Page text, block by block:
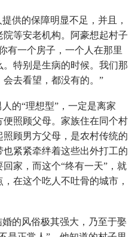
供的保障明显不足，并且，
等安老机构。阿豪想起村子
有一个房子，一个人在那里
特别是生病的时候。我们那
去看望，都没有的。”
的“理想型”，一定是离家
照顾父母。家族住在同个村
顾男方父母，是农村传统的
紧紧牵绊着这些出外打工的
家，而这个“终有一天”，就
在这个吃人不吐骨的城市，
的风俗极其强大，乃至于娶